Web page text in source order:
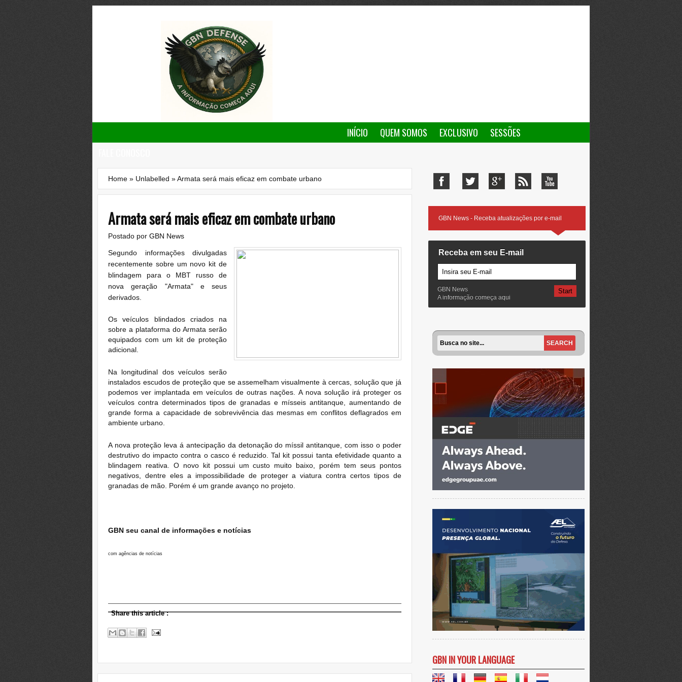
INÍCIO QUEM SOMOS EXCLUSIVO
SESSÕES
Home » Unlabelled »Armata será mais eficaz em combate urbano
Armata será mais eficaz em combate urbano
Postado por GBN News
Segundo informações divulgadas
recentemente sobre um novo kit de
blindagem para o MBT russo de
nova geração "Armata" e seus
derivados.
Os veículos blindados criados na
sobre a plataforma do Armata serão
equipados com um kit de proteção
adicional.
Na longitudinal dos veículos serão
instalados escudos de proteção que se assemelham visualmente à cercas, solução que já
podemos ver implantada em veículos de outras nações.
A nova solução irá proteger os
veículos contra determinados tipos de granadas e mísseis antitanque, aumentando de
grande forma a capacidade de sobrevivência das mesmas em conflitos deflagrados em
ambiente urbano.
A nova proteção leva á antecipação da detonação do míssilantitanque, com isso o poder
destrutivo do impacto contra o casco é reduzido. Tal kit possui tanta efetividade quanto a
blindagem reativa. O novo kit possui um custo muito baixo, porém tem seus pontos
negativos, dentre eles a impossibilidade de proteger a viatura contra certos tipos de
granadas de mão. Porém é um grande avanço no projeto.
GBN seu canal de informações e notícias
com agências de notícias
Share this article:
GBN News - Receba atualizações por e-mail
Receba em seu E-mail
GBN News
A informação começa aqui
GBN IN YOUR LANGUAGE